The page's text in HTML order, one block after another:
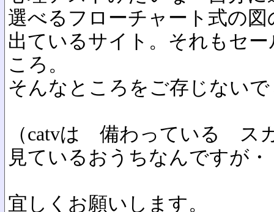
選べるフローチャート式の
出ているサイト。それもセ
ころ。
そんなところをご存じない
（catvは 備わっている ス
見ているおうちなんですが・
宜しくお願いします。